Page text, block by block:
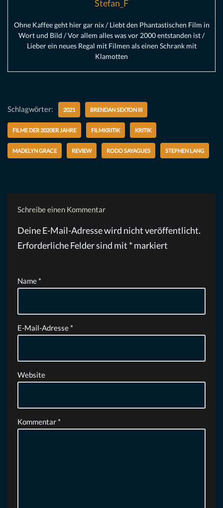
Stefan_F
Ohne Kaffee geht hier gar nix / Liebt den Phantastischen Film in
Wort und Bild / Vor allem alles was vor 2000 entstanden ist /
Lieber ein neues Regal mit Filmen als einen Schrank mit
Klamotten
Schlagwörter: 2021 BRENDAN SEXTON III
FILME DER 2020ER JAHRE FILMKRITIK KRITIK
MADELYN GRACE REVIEW RODO SAYAGUES STEPHEN LANG
Schreibe einen Kommentar
Deine E-Mail-Adresse wird nicht veröffentlicht.
Erforderliche Felder sind mit * markiert
Name *
E-Mail-Adresse *
Website
Kommentar *